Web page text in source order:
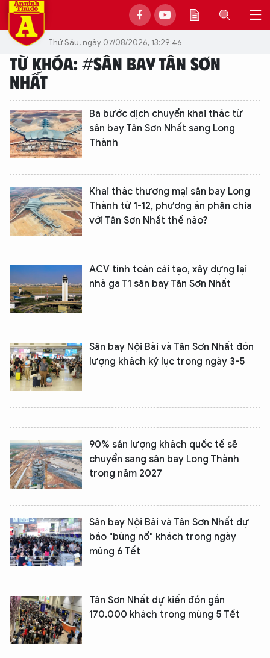
Thứ Sáu, ngày 07/08/2026, 13:29:46
TỪ KHÓA: #SÂN BAY TÂN SƠN
NHẤT
Ba bước dịch chuyển khai thác từ
sân bay Tân Sơn Nhất sang Long
Thành
Khai thác thương mại sân bay Long
Thành từ 1-12, phương án phân chia
với Tân Sơn Nhất thế nào?
ACV tính toán cải tạo, xây dựng lại
nhà ga T1 sân bay Tân Sơn Nhất
Sân bay Nội Bài và Tân Sơn Nhất đón
lượng khách kỷ lục trong ngày 3-5
90% sản lượng khách quốc tế sẽ
chuyển sang sân bay Long Thành
trong năm 2027
Sân bay Nội Bài và Tân Sơn Nhất dự
báo "bùng nổ" khách trong ngày
mùng 6 Tết
Tân Sơn Nhất dự kiến đón gần
170.000 khách trong mùng 5 Tết